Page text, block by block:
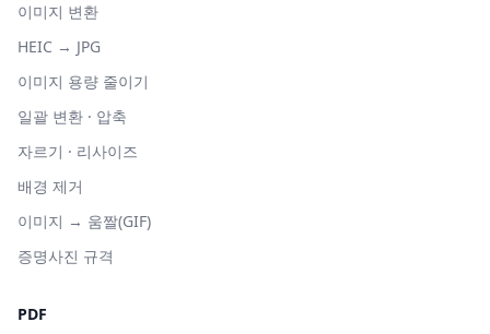
이미지 변환
HEIC → JPG
이미지 용량 줄이기
일괄 변환 · 압축
자르기 · 리사이즈
배경 제거
이미지 → 움짤(GIF)
증명사진 규격
PDF